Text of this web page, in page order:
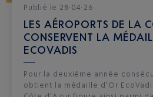
Publié le 28-04-26
LES AÉROPORTS DE LA
CONSERVENT LA
ECOVADIS
Pour la deuxième année
obtient la médaille d’Or